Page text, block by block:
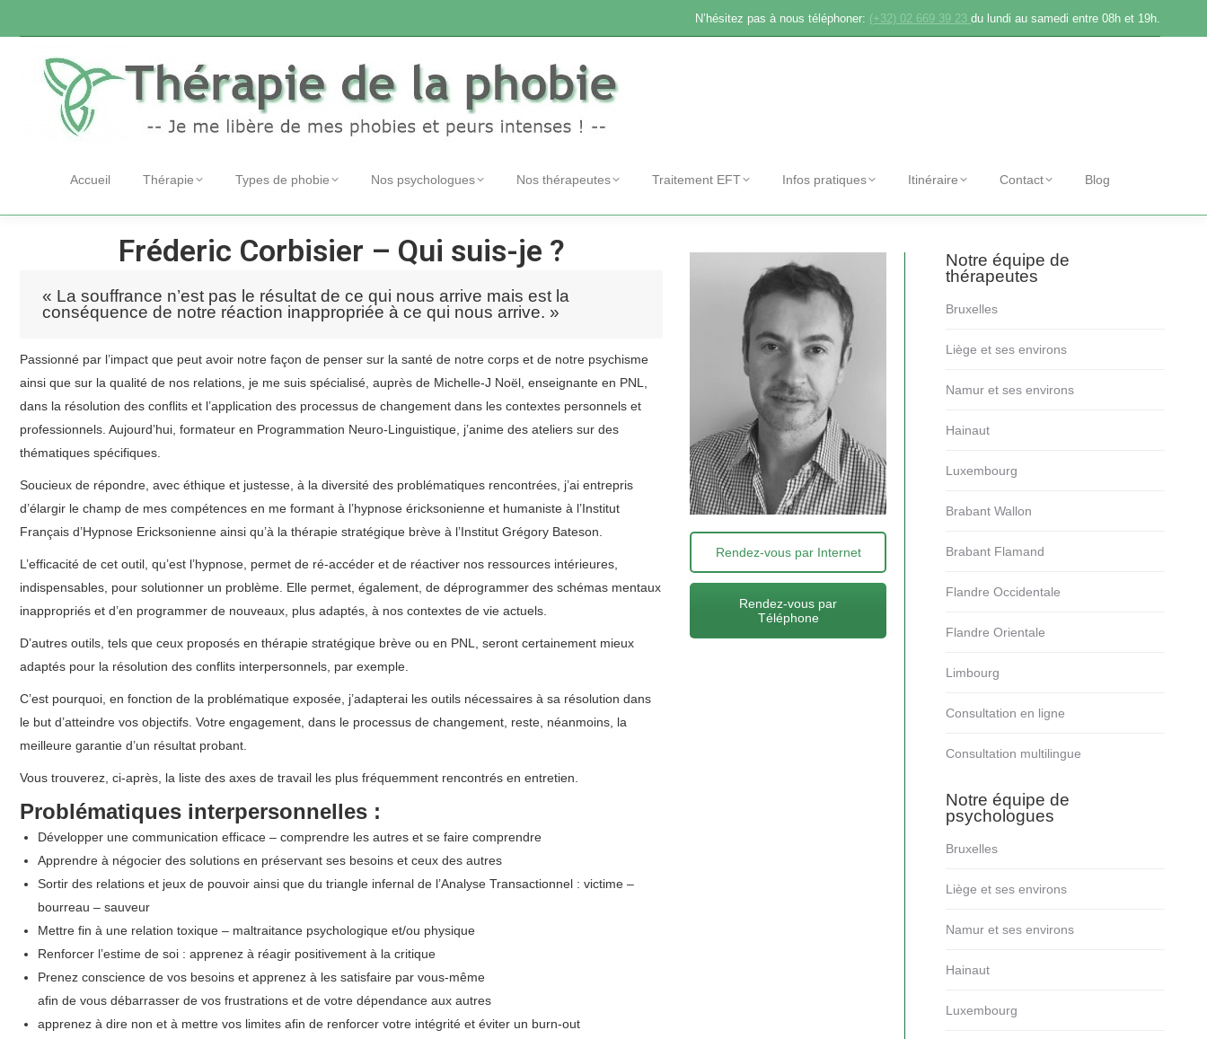
N’hésitez pas à nous téléphoner: (+32) 02 669 39 23 du lundi au samedi entre 08h et 19h.
Accueil Thérapie Types de phobie Nos psychologues Nos thérapeutes Traitement EFT Infos pratiques Itinéraire Contact Blog
Fréderic Corbisier – Qui suis-je ?
« La souffrance n’est pas le résultat de ce qui nous arrive mais est la
conséquence de notre réaction inappropriée à ce qui nous arrive. »
Passionné par l’impact que peut avoir notre façon de penser sur la santé de notre corps et de notre psychisme
ainsi que sur la qualité de nos relations, je me suis spécialisé, auprès de Michelle-J Noël, enseignante en PNL,
dans la résolution des conflits et l’application des processus de changement dans les contextes personnels et
professionnels. Aujourd’hui, formateur en Programmation Neuro-Linguistique, j’anime des ateliers sur des
thématiques spécifiques.
Soucieux de répondre, avec éthique et justesse, à la diversité des problématiques rencontrées, j’ai entrepris
d’élargir le champ de mes compétences en me formant à l’hypnose éricksonienne et humaniste à l’Institut
Français d’Hypnose Ericksonienne ainsi qu’à la thérapie stratégique brève à l’Institut Grégory Bateson.
L’efficacité de cet outil, qu’est l’hypnose, permet de ré-accéder et de réactiver nos ressources intérieures,
indispensables, pour solutionner un problème. Elle permet, également, de déprogrammer des schémas mentaux
inappropriés et d’en programmer de nouveaux, plus adaptés, à nos contextes de vie actuels.
D’autres outils, tels que ceux proposés en thérapie stratégique brève ou en PNL, seront certainement mieux
adaptés pour la résolution des conflits interpersonnels, par exemple.
C’est pourquoi, en fonction de la problématique exposée, j’adapterai les outils nécessaires à sa résolution dans
le but d’atteindre vos objectifs. Votre engagement, dans le processus de changement, reste, néanmoins, la
meilleure garantie d’un résultat probant.
Vous trouverez, ci-après, la liste des axes de travail les plus fréquemment rencontrés en entretien.
Problématiques interpersonnelles :
Développer une communication efficace – comprendre les autres et se faire comprendre
Apprendre à négocier des solutions en préservant ses besoins et ceux des autres
Sortir des relations et jeux de pouvoir ainsi que du triangle infernal de l’Analyse Transactionnel : victime –
bourreau – sauveur
Mettre fin à une relation toxique – maltraitance psychologique et/ou physique
Renforcer l’estime de soi : apprenez à réagir positivement à la critique
Prenez conscience de vos besoins et apprenez à les satisfaire par vous-même
afin de vous débarrasser de vos frustrations et de votre dépendance aux autres
apprenez à dire non et à mettre vos limites afin de renforcer votre intégrité et éviter un burn-out
Rendez-vous par Internet
Rendez-vous par
Téléphone
Notre équipe de
thérapeutes
Bruxelles
Liège et ses environs
Namur et ses environs
Hainaut
Luxembourg
Brabant Wallon
Brabant Flamand
Flandre Occidentale
Flandre Orientale
Limbourg
Consultation en ligne
Consultation multilingue
Notre équipe de
psychologues
Bruxelles
Liège et ses environs
Namur et ses environs
Hainaut
Luxembourg